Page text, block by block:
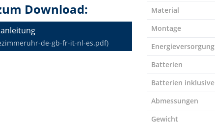
Download:
de-gb-fr-it-nl-es.pdf)
Material
Montage
Energieversorgung
Batterien
Batterien inklusive
Abmessungen
Gewicht